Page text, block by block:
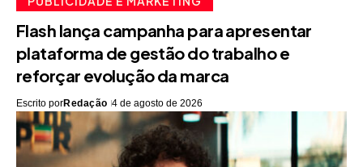
Flash lança campanha para apresentar
plataforma de gestão do trabalho e
reforçar evolução da marca
Escrito porRedação 4 de agosto de 2026